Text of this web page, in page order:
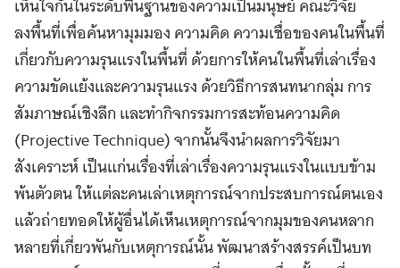
เห็นใจกันในระดับพื้นฐานของความเป็นมนุษย์ คณะวิจัย
ลงพื้นที่เพื่อค้นหามุมมอง ความคิด ความเชื่อของคนในพื้นที่
เกี่ยวกับความรุนแรงในพื้นที่ ด้วยการให้คนในพื้นที่เล่าเรื่อง
ความขัดแย้งและความรุนแรง ด้วยวิธีการสนทนากลุ่ม การ
สัมภาษณ์เชิงลึก และทำกิจกรรมการสะท้อนความคิด
(Projective Technique) จากนั้นจึงนำผลการวิจัยมา
สังเคราะห์ เป็นแก่นเรื่องที่เล่าเรื่องความรุนแรงในแบบข้าม
พ้นตัวตน ให้แต่ละคนเล่าเหตุการณ์จากประสบการณ์ตนเอง
แล้วถ่ายทอดให้ผู้อื่นได้เห็นเหตุการณ์จากมุมของคนหลาก
หลายที่เกี่ยวพันกับเหตุการณ์นั้น พัฒนาสร้างสรรค์เป็นบท